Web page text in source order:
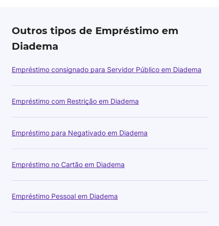
Outros tipos de Empréstimo em
Diadema
Empréstimo consignado para Servidor Público em Diadema
Empréstimo com Restrição em Diadema
Empréstimo para Negativado em Diadema
Empréstimo no Cartão em Diadema
Empréstimo Pessoal em Diadema